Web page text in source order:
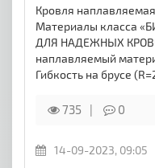
Кровля
Материалы класса
ДЛЯ НАДЕЖНЫХ
наплавляемый
Гибкость на брусе
735 0
14-09-2023, 09:05